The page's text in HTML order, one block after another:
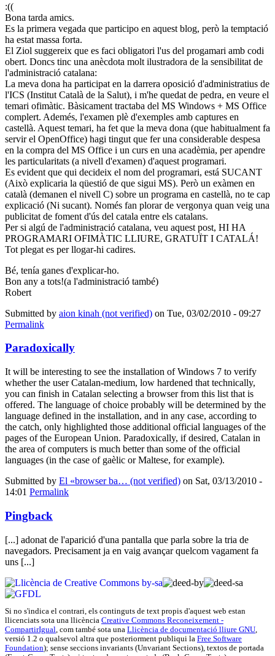
:((
Bona tarda amics.
Es la primera vegada que participo en aquest blog, però la temptació
ha estat massa forta.
El Ziol suggereix que es faci obligatori l'us del progamari amb codi
obert. Doncs tinc una anècdota molt ilustradora de la sensibilitat de
l'administració catalana:
La meva dona ha participat en la darrera oposició d'administratius de
l'ICS (Institut Català de la Salut), i m'he quedat de pedra, en veure el
temari ofimàtic. Bàsicament tractaba del MS Windows + MS Office
complert. Ademés, l'examen plè d'exemples amb captures en
castellà. Aquest temari, ha fet que la meva dona (que habitualment fa
servir el OpenOffice) hagi tingut que fer una considerable despesa
en la compra del MS Office i un curs en una acadèmia, per apendre
les particularitats (a nivell d'examen) d'aquest programari.
Es evident que qui decideix el nom del programari, está SUCANT
(Això explicaria la qüestió de que sigui MS). Però un exàmen en
català (demanen el nivell C) sobre un programa en castellà, no te cap
explicació (Ni sucant). Només fan plorar de vergonya quan veig una
publicitat de foment d'ús del catala entre els catalans.
Per si algú de l'administració catalana, veu aquest post, HI HA
PROGRAMARI OFIMÀTIC LLIURE, GRATUÏT I CATALÁ!
Tot plegat es per llogar-hi cadires.
Bé, tenía ganes d'explicar-ho.
Bon any a tots!(a l'administració també)
Robert
Submitted by aion kinah (not verified) on Tue, 03/02/2010 - 09:27
Permalink
Paradoxically
It will be interesting to see the installation of Windows 7 to verify
whether the user Catalan-medium, low hardened that technically,
you can finish in Catalan selecting a browser from this list that is
offered. The language of choice probably will be determined by the
language defined in the installation, and in any case, according to
the catch, only highlighted those additional official languages of the
pages of the European Union. Paradoxically, if desired, Catalan in
the area of computers is much better than some of the official
languages (in the case of gaèlic or Maltese, for example).
Submitted by El «browser ba… (not verified) on Sat, 03/13/2010 -
14:01 Permalink
Pingback
[...] adonat de l'aparició d'una pantalla que parla sobre la tria de
navegadors. Precisament ja en vaig avançar quelcom vagament fa
uns [...]
Si no s'indica el contrari, els continguts de text propis d'aquest web estan
llicenciats sota una llicència Creative Commons Reconeixement -
CompartirIgual, com també sota una Llicència de documentació lliure GNU,
versió 1.2 o qualsevol altra que posteriorment publiqui la Free Software
Foundation); sense seccions invariants (Unvariant Sections), textos de portada